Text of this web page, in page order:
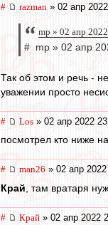
# razman » 02 апр
mp » 02 апр
# mp » 02 апр
Так об этом и речь -
уважении просто
# Los » 02 апр 2022
посмотрел кто ниже
# man26 » 02 апр
Край , там вратаря
# Край » 02 апр 2022